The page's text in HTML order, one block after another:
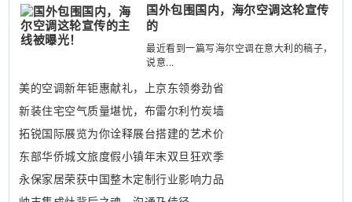
国外包围国内，海尔空调这轮宣传
的
最近看到一篇写海尔空调在意大利的稿子，
说意...
美的空调新年钜惠献礼，上京东领劵劲省
新装住宅空气质量堪忧，布雷尔利竹炭墙
拓锐国际展览为你诠释展台搭建的艺术价
东部华侨城文旅度假小镇年末双旦狂欢季
永保家居荣获中国整木定制行业影响力品